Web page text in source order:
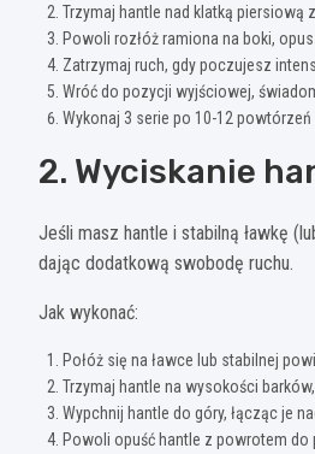
Trzymaj hantle nad klatką piersiową
Powoli rozłóż ramiona na boki,
Zatrzymaj ruch, gdy poczujesz
Wróć do pozycji wyjściowej,
Wykonaj 3 serie po 10-12 powtórzeń
2. Wyciskanie
Jeśli masz hantle i stabilną ławkę
dając dodatkową swobodę ruchu.
Jak wykonać:
Połóż się na ławce lub stabilnej
Trzymaj hantle na wysokości
Wypchnij hantle do góry, łącząc je
Powoli opuść hantle z powrotem